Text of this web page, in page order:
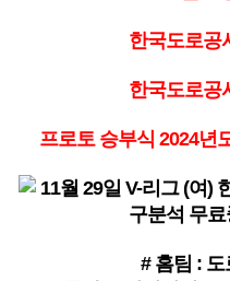
한국도로공
한국도로공
프로토 승부식 2024년
# 홈팀 :